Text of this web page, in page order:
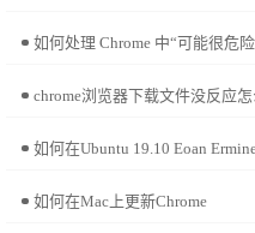
如何处理 Chrome 中“可能很危
chrome浏览器下载文件没反应
如何在Mac上更新Chrome